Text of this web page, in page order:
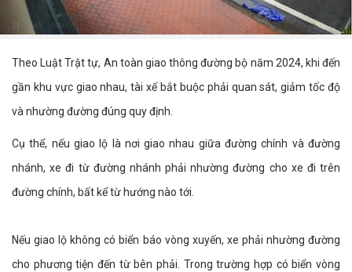
Theo Luật Trật tự, An toàn giao thông đường bộ năm 2024, khi đến
gần khu vực giao nhau, tài xế bắt buộc phải quan sát, giảm tốc độ
và nhường đường đúng quy định.
Cụ thể, nếu giao lộ là nơi giao nhau giữa đường chính và đường
nhánh, xe đi từ đường nhánh phải nhường đường cho xe đi trên
đường chính, bất kể từ hướng nào tới.
Nếu giao lộ không có biển báo vòng xuyến, xe phải nhường đường
cho phương tiện đến từ bên phải. Trong trường hợp có biển vòng